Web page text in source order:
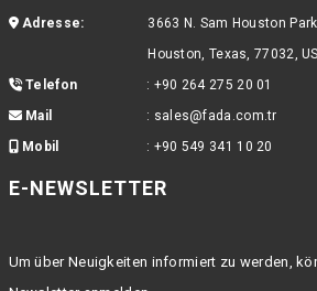
Adresse:
3663 N. Sam Houston
Houston, Texas, 77032,
Telefon
: +90 264 275 20 01
Mail
: sales@fada.com.tr
Mobil
: +90 549 341 10 20
E-NEWSLETTER
Um über Neuigkeiten informiert zu werden,